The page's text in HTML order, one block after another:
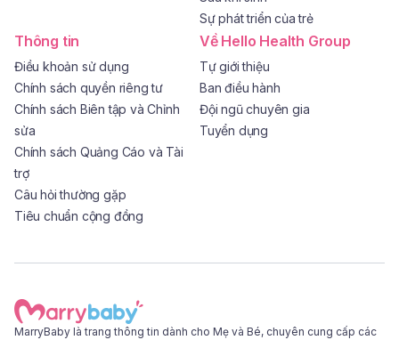
Sự phát triển của trẻ
Thông tin
Điều khoản sử dụng
Chính sách quyền riêng tư
Chính sách Biên tập và Chỉnh
sửa
Chính sách Quảng Cáo và Tài
trợ
Câu hỏi thường gặp
Tiêu chuẩn cộng đồng
Về Hello Health Group
Tự giới thiệu
Ban điều hành
Đội ngũ chuyên gia
Tuyển dụng
MarryBaby là trang thông tin dành cho Mẹ và Bé, chuyên cung cấp các